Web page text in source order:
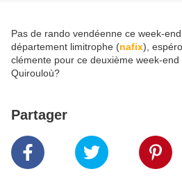
Pas de rando vendéenne ce week-
département limitrophe (nafix),
clémente pour ce deuxième week-end
Quirouloù?
Partager